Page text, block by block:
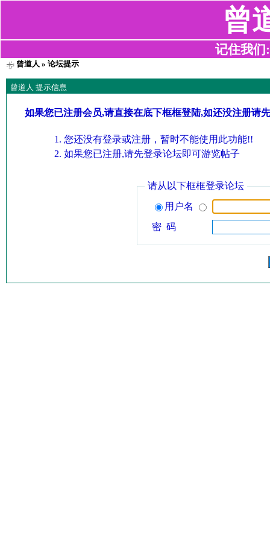
曾
记住我们
曾道人 » 论坛提示
曾道人 提示信息
如果您已注册会员,请直接在底下框框登陆,如还没注册请
您还没有登录或注册，暂时不能使用此功能!!
如果您已注册,请先登录论坛即可游览帖子
请从以下框框登录论坛
用户名
密 码